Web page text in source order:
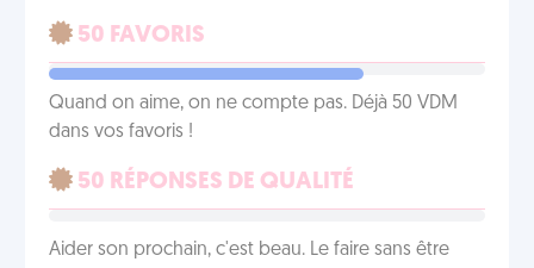
50 FAVORIS
Quand on aime, on ne compte pas. Déjà 50 VDM
dans vos favoris !
50 RÉPONSES DE QUALITÉ
Aider son prochain, c'est beau. Le faire sans être